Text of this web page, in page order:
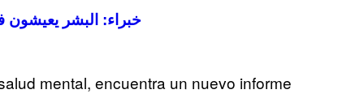
خبراء: البشر يعيشون